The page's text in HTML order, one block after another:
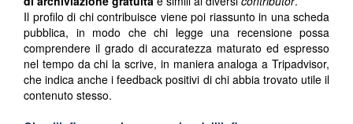
Il profilo di chi contribuisce viene poi riassunto in una scheda
pubblica, in modo che chi legge una recensione possa
comprendere il grado di accuratezza maturato ed espresso
nel tempo da chi la scrive, in maniera analoga a Tripadvisor,
che indica anche i feedback positivi di chi abbia trovato utile il
contenuto stesso.